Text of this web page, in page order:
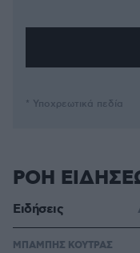
* Υποχρεωτικά πεδία
ΡΟΗ
Ειδήσεις
ΜΠΑΜΠΗΣ ΚΟΥΤΡΑΣ